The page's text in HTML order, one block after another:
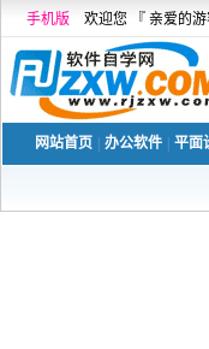
手机版 欢迎您 『 亲爱的游
网站首页 办公软件 平面